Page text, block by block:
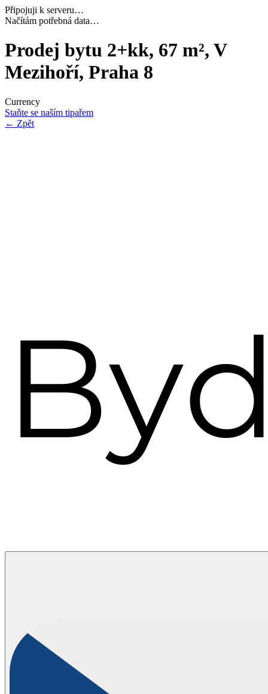
Připojuji k serveru…
Dokončuji inicializaci…
Prodej bytu 2+kk, 67 m², V
Mezihoří, Praha 8
Currency
Staňte se naším tipařem
← Zpět